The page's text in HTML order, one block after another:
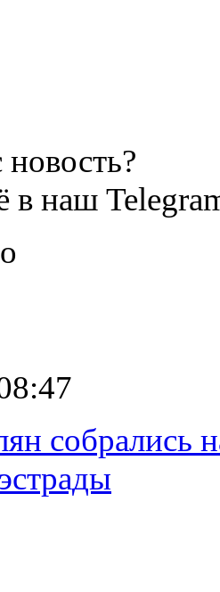
новость?
в наш
собрались